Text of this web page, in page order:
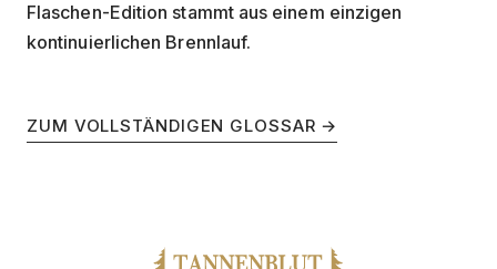
Flaschen-Edition stammt aus einem einzigen
kontinuierlichen Brennlauf.
ZUM VOLLSTÄNDIGEN GLOSSAR →